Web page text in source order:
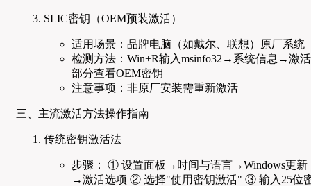
SLIC密钥（OEM预装激活）
适用场景：品牌电脑（如戴尔、联想）原厂系统
检测方法：Win+R输入msinfo32→系统信息→激活
部分查看OEM密钥
注意事项：非原厂安装需重新激活
三、主流激活方法操作指南
传统密钥激活法
步骤： ① 设置面板→时间与语言→Windows更新
→激活选项 ② 选择"使用密钥激活" ③ 输入25位